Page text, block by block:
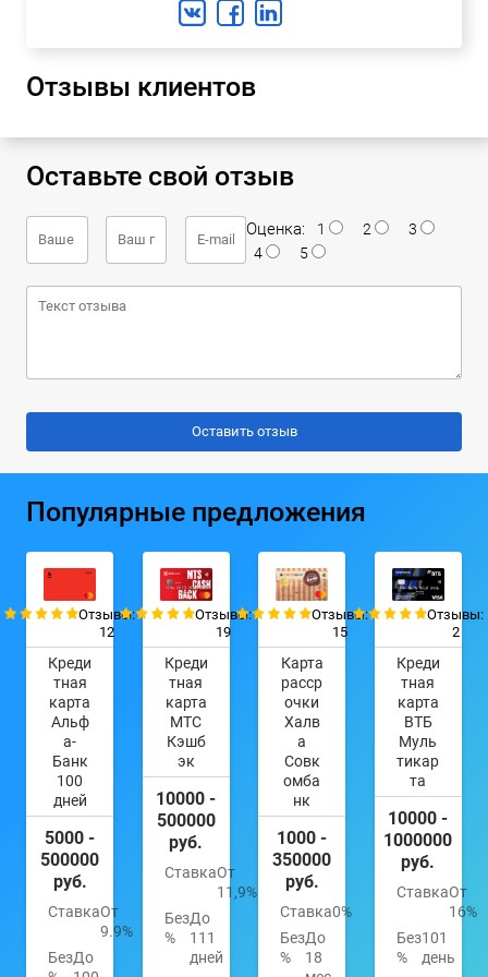
Отзывы клиентов
Оставьте свой отзыв
Оценка: 1 2
3
4
5
Популярные предложения
Отзывы:
12
Креди
тная
карта
Альф
а-
Банк
100
дней
5000 -
500000
руб.
СтавкаОт
9.9%
БезДо
Отзывы:
19
Креди
тная
карта
МТС
Кэшб
эк
10000 -
500000
руб.
СтавкаОт
11,9%
Без
%
До
111
дней
Отзывы:
15
Карта
расср
очки
Халв
а
Совк
омба
нк
1000 -
350000
руб.
Ставка0%
Без
%
До
18
Отзывы:
2
Креди
тная
карта
ВТБ
Муль
тикар
та
10000 -
1000000
руб.
СтавкаОт
16%
Без
%
101
день